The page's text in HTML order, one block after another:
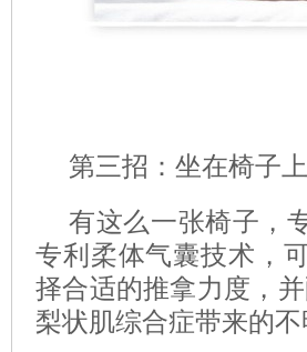
第三招：坐在椅子
有这么一张椅子，
专利柔体气囊技术，
择合适的推拿力度，
梨状肌综合症带来的不